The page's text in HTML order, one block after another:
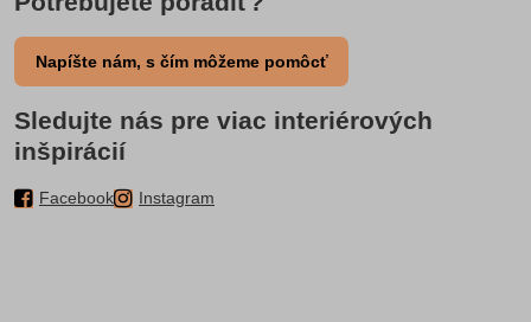
Napíšte nám, s čím môžeme pomôcť
Sledujte nás pre viac interiérových
inšpirácií
Facebook Instagram